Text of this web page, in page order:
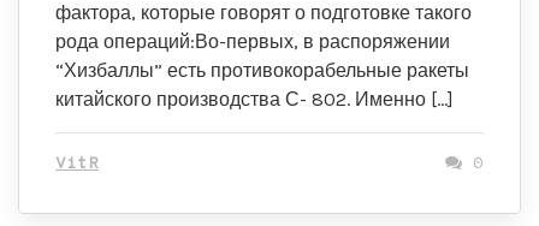
фактора, которые говорят о подготовке такого
рода операций:Во-первых, в распоряжении
“Хизбаллы” есть противокорабельные ракеты
китайского производства С- 802. Именно […]
VitR 0